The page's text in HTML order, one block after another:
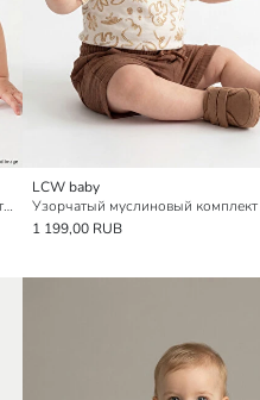
Комплект для малышек девочек с принтом «Бабочка»
LCW baby
1 199,00 RUB